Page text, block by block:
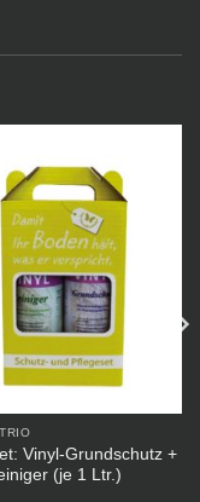
Vinyl-Grundschutz +
(je 1 Ltr.)